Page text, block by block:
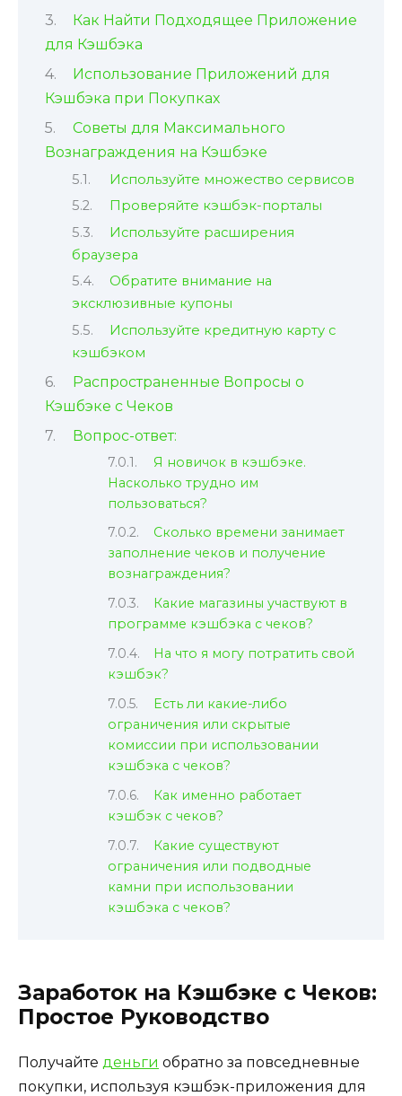
Как Найти Подходящее Приложение
для Кэшбэка
Использование Приложений для
Кэшбэка при Покупках
Советы для Максимального
Вознаграждения на Кэшбэке
Используйте множество сервисов
Проверяйте кэшбэк-порталы
Используйте расширения
браузера
Обратите внимание на
эксклюзивные купоны
Используйте кредитную карту с
кэшбэком
Распространенные Вопросы о
Кэшбэке с Чеков
Вопрос-ответ:
Я новичок в кэшбэке.
Насколько трудно им
пользоваться?
Сколько времени занимает
заполнение чеков и получение
вознаграждения?
Какие магазины участвуют в
программе кэшбэка с чеков?
На что я могу потратить свой
кэшбэк?
Есть ли какие-либо
ограничения или скрытые
комиссии при использовании
кэшбэка с чеков?
Как именно работает
кэшбэк с чеков?
Какие существуют
ограничения или подводные
камни при использовании
кэшбэка с чеков?
Заработок на Кэшбэке с Чеков:
Простое Руководство
Получайте деньги обратно за повседневные
покупки, используя кэшбэк-приложения для